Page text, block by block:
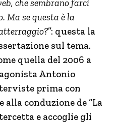
che sembrano farci
Ma se questa è la
”: questa la
sul tema.
quella del 2006 a
Antonio
prima con
alla conduzione de “La
e accoglie gli